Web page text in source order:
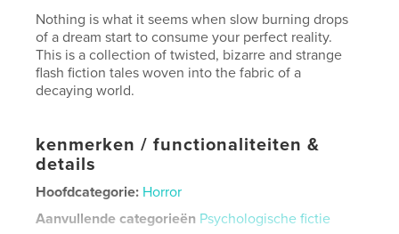
Nothing is what it seems when slow burning drops
of a dream start to consume your perfect reality.
This is a collection of twisted, bizarre and strange
flash fiction tales woven into the fabric of a
decaying world.
kenmerken / functionaliteiten &
details
Hoofdcategorie: Horror
Aanvullende categorieën Psychologische fictie